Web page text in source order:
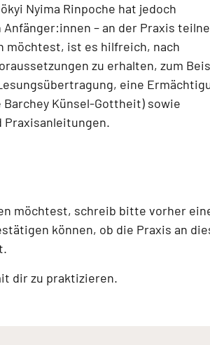
Nyima Rinpoche hat jedoch
– an der Praxis
möchtest, ist es hilfreich, nach
zu erhalten, zum
eine
Künsel-Gottheit) sowie
.
möchtest, schreib bitte vorher
können, ob die Praxis an
dir zu praktizieren.